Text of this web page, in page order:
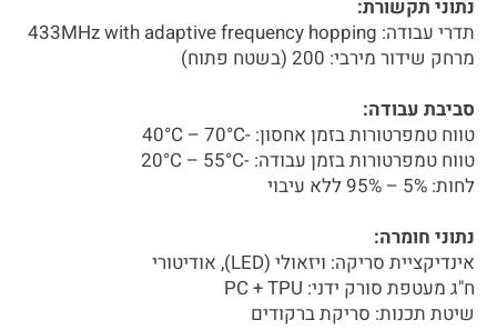
נתוני תקשורת:
תדרי עבודה: 433MHz with adaptive frequency hopping
מרחק שידור מירבי: 200 (בשטח פתוח)
סביבת עבודה:
טווח טמפרטורות בזמן אחסון: -40°C – 70°C
טווח טמפרטורות בזמן עבודה: -20°C – 55°C
לחות: 5% – 95% ללא עיבוי
נתוני חומרה:
אינדיקציית סריקה: ויזאולי (LED), אודיטורי
ח"ג מעטפת סורק ידני: PC + TPU
שיטת תכנות: סריקת ברקודים